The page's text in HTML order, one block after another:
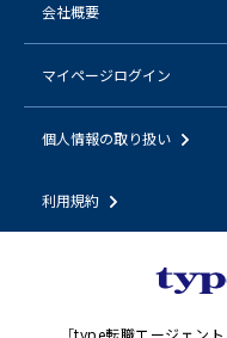
会社概要
マイページログイン
個人情報の取り扱い
利用規約
「type転職エージェント